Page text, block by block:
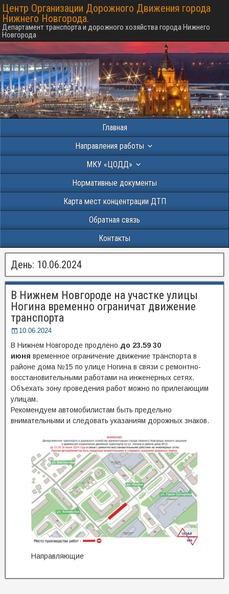
Центр Организации Дорожного Движения города
Нижнего Новгорода.
Департамент транспорта и дорожного хозяйства города Нижнего
Новгорода
Главная
Направления работы
МКУ «ЦОДД»
Нормативные документы
Карта мест концентрации ДТП
Обратная связь
Контакты
День: 10.06.2024
В Нижнем Новгороде на участке улицы
Ногина временно ограничат движение
транспорта
10.06.2024
В Нижнем Новгороде продлено до 23.59 30
июня временное ограничение движение транспорта в
районе дома №15 по улице Ногина в связи с ремонтно-
восстановительными работами на инженерных сетях.
Объехать зону проведения работ можно по прилегающим
улицам.
Рекомендуем автомобилистам быть предельно
внимательными и следовать указаниям дорожных знаков.
Направляющие